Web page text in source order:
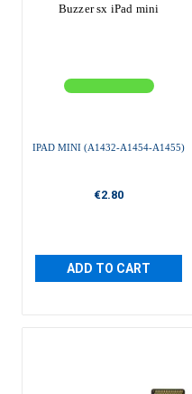
Buzzer sx iPad mini
IPAD MINI (A1432-A1454-A1455)
€2.80
ADD TO CART